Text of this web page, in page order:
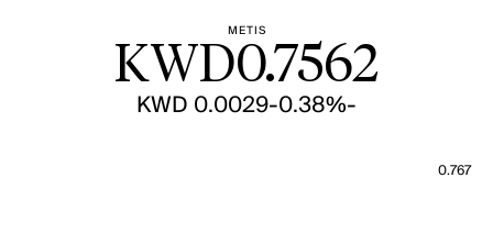
METIS
KWD0.7562
-0.38%
-KWD 0.0029
0.767